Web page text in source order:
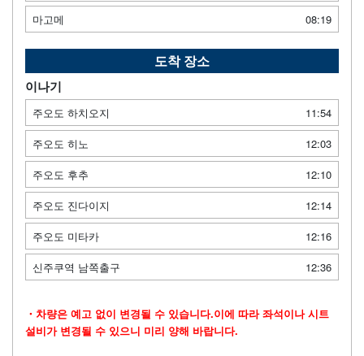
마고메
08:19
도착 장소
이나기
주오도 하치오지
11:54
주오도 히노
12:03
주오도 후추
12:10
주오도 진다이지
12:14
주오도 미타카
12:16
신주쿠역 남쪽출구
12:36
・차량은 예고 없이 변경될 수 있습니다.이에 따라 좌석이나 시트
설비가 변경될 수 있으니 미리 양해 바랍니다.